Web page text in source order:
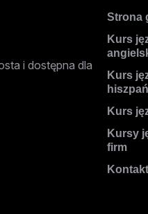
i dostępna dla
Strona
Kurs
Kurs
Kurs
Kursy
firm
Kontakt